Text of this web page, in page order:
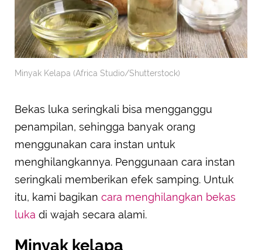
Minyak Kelapa (Africa Studio/Shutterstock)
Bekas luka seringkali bisa mengganggu
penampilan, sehingga banyak orang
menggunakan cara instan untuk
menghilangkannya. Penggunaan cara instan
seringkali memberikan efek samping. Untuk
itu, kami bagikan cara menghilangkan bekas
luka di wajah secara alami.
Minyak kelapa